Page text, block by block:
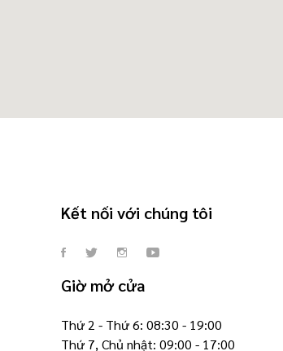
Kết nối với chúng tôi
Giờ mở cửa
Thứ 2 - Thứ 6: 08:30 - 19:00
Thứ 7, Chủ nhật: 09:00 - 17:00